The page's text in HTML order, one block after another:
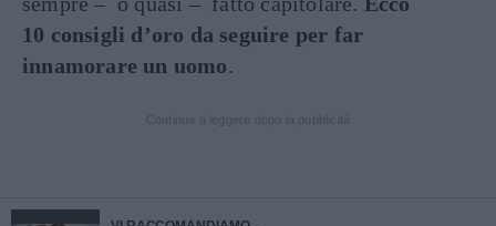
10 consigli d’oro da seguire per far
innamorare un uomo.